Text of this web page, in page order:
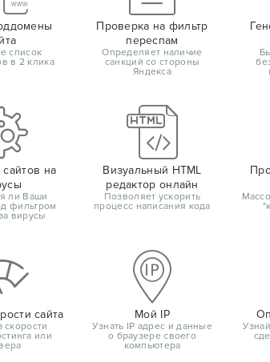
список
в 2 клика
Проверка на фильтр
переспам
Определяет наличие
санкций со стороны
Яндекса
на
ли Ваши
фильтром
вирусы
Визуальный HTML
редактор онлайн
Позволяет ускорить
процесс написания кода
сайта
или
Мой IP
Узнать IP адрес и данные
о браузере своего
компьютера